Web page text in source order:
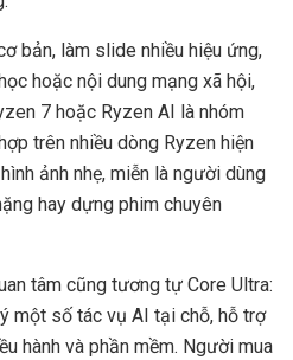
bản, làm slide nhiều hiệu ứng,
hoặc nội dung mạng xã hội,
7 hoặc Ryzen AI là nhóm
trên nhiều dòng Ryzen hiện
ảnh nhẹ, miễn là người dùng
hay dựng phim chuyên
tâm cũng tương tự Core Ultra:
một số tác vụ AI tại chỗ, hỗ trợ
hành và phần mềm. Người mua